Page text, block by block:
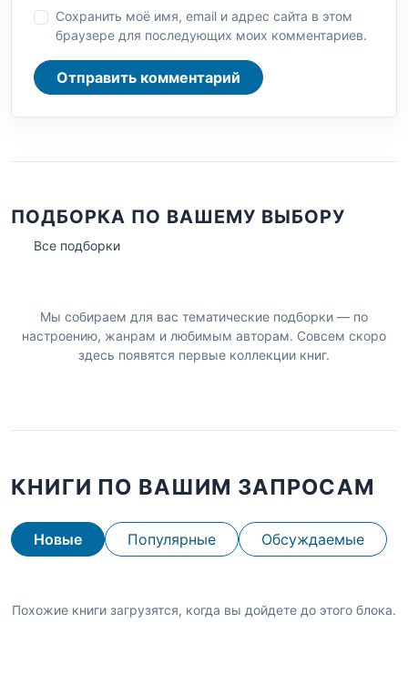
Сохранить моё имя, email и адрес сайта в этом
браузере для последующих моих комментариев.
Отправить комментарий
ПОДБОРКА ПО ВАШЕМУ ВЫБОРУ
Все подборки
Мы собираем для вас тематические подборки — по
настроению, жанрам и любимым авторам. Совсем скоро
здесь появятся первые коллекции книг.
КНИГИ ПО ВАШИМ ЗАПРОСАМ
Новые Популярные Обсуждаемые
Похожие книги загрузятся, когда вы дойдете до этого блока.